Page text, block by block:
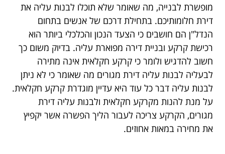
מופשרת לבנייה, מה שאומר שלא תוכלו לבנות עליה את
דירת חלומותיכם. בתחילת דרכם של אנשים בתחום
הנדל"ן הם חושבים כי הצעד הנכון והכלכלי ביותר הוא
רכישת קרקע ובניית דירה מפוארת עליה. בדיוק משום כך
חשוב להדגיש ולומר כי קרקע חקלאית אינה מתירה
לבעליה לבנות עליה דירת מגורים מה שאומר כי לא ניתן
לבנות עליה דבר כל עוד היא עדיין מוגדרת קרקע חקלאית.
על מנת להנות מקרקע חקלאית ולבנות עליה דירת
מגורים, הקרקע צריכה לעבור הליך הפשרה אשר יקפיץ
את מחירה במאות אחוזים.